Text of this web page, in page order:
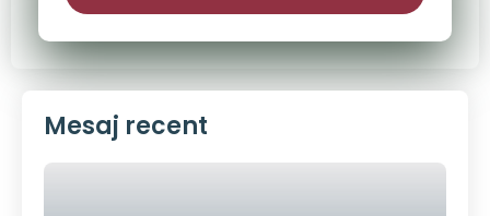
Mesaj recent